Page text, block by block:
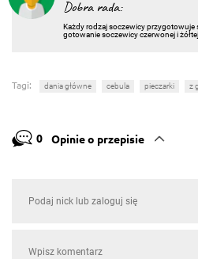
Dobra rada:
Każdy rodzaj soczewicy przygotowuje
gotowanie soczewicy czerwonej i
Tagi: dania główne cebula pieczarki z
0 Opinie o przepisie